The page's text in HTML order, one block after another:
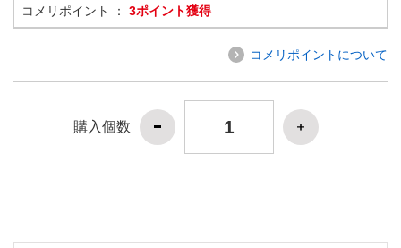
コメリポイント ： 3ポイント獲得
コメリポイントについて
購入個数